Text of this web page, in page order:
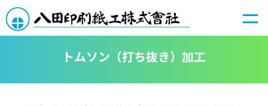
トムソン（打ち抜き）加工